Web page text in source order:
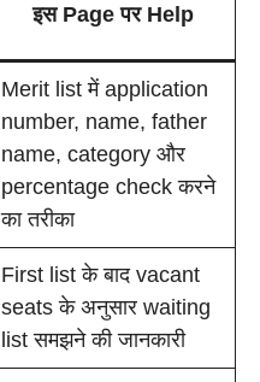
इस Page पर Help
Merit list में application
number, name, father
name, category और
percentage check करने
का तरीका
First list के बाद vacant
seats के अनुसार waiting
list समझने की जानकारी